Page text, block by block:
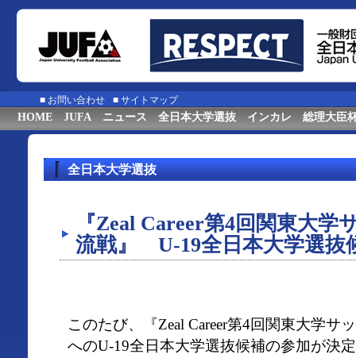
■ お問い合わせ ■ サイトマップ
HOME JUFA ニュース 全日本大学選抜 インカレ 総理大臣
全日本大学選抜
『Zeal Career第4回関東大学
流戦』 U-19全日本大学選抜
このたび、『Zeal Career第4回関東大学
へのU-19全日本大学選抜候補の参加が決